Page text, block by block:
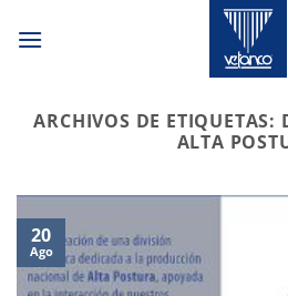
ARCHIVOS DE ETIQUETAS:
ALTA
20
Ago